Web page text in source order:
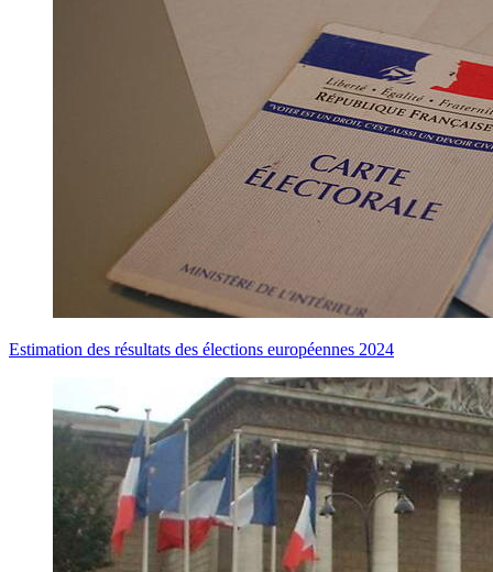
Estimation des résultats des élections européennes 2024